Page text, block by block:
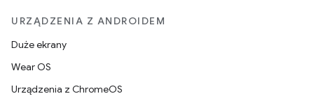
URZĄDZENIA Z ANDROIDEM
Duże ekrany
Wear OS
Urządzenia z ChromeOS